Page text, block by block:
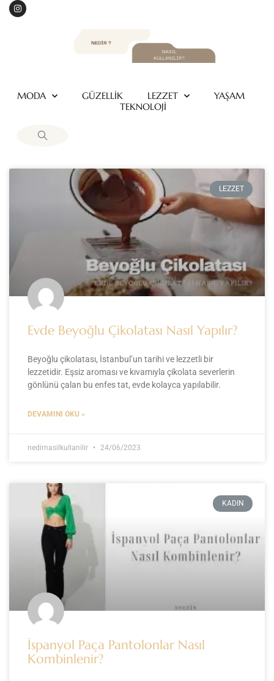
MODA GÜZELLİK LEZZET
YAŞAM
TEKNOLOJİ
LEZZET
Evde Beyoğlu Çikolatası Nasıl Yapılır?
Beyoğlu çikolatası, İstanbul’un tarihi ve lezzetli bir
lezzetidir. Eşsiz aroması ve kıvamıyla çikolata severlerin
gönlünü çalan bu enfes tat, evde kolayca yapılabilir.
DEVAMINI OKU »
nedirnasilkullanilir 24/06/2023
KADIN
İspanyol Paça Pantolonlar Nasıl
Kombinlenir?